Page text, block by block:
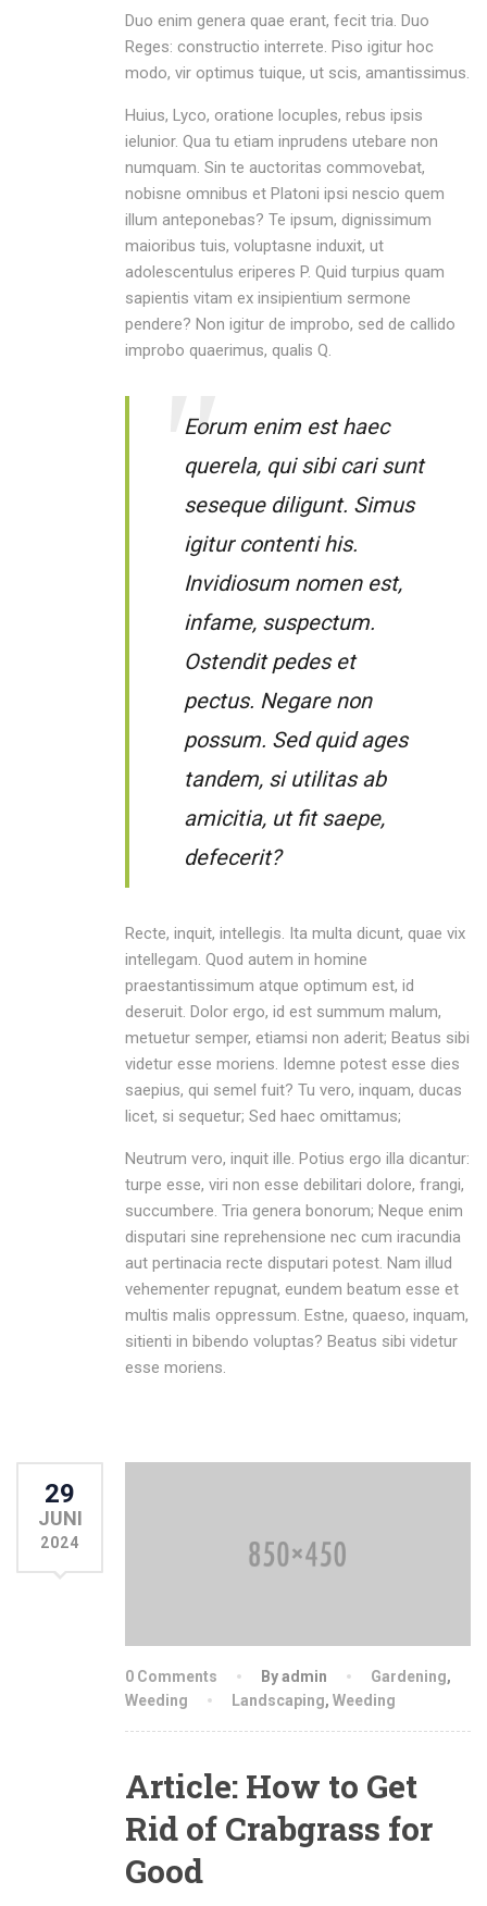
Duo enim genera quae erant, fecit tria. Duo
Reges: constructio interrete. Piso igitur hoc
modo, vir optimus tuique, ut scis, amantissimus.
Huius, Lyco, oratione locuples, rebus ipsis
ielunior. Qua tu etiam inprudens utebare non
numquam. Sin te auctoritas commovebat,
nobisne omnibus et Platoni ipsi nescio quem
illum anteponebas? Te ipsum, dignissimum
maioribus tuis, voluptasne induxit, ut
adolescentulus eriperes P. Quid turpius quam
sapientis vitam ex insipientium sermone
pendere? Non igitur de improbo, sed de callido
improbo quaerimus, qualis Q.
Eorum enim est haec
querela, qui sibi cari sunt
seseque diligunt. Simus
igitur contenti his.
Invidiosum nomen est,
infame, suspectum.
Ostendit pedes et
pectus. Negare non
possum. Sed quid ages
tandem, si utilitas ab
amicitia, ut fit saepe,
defecerit?
Recte, inquit, intellegis. Ita multa dicunt, quae vix
intellegam. Quod autem in homine
praestantissimum atque optimum est, id
deseruit. Dolor ergo, id est summum malum,
metuetur semper, etiamsi non aderit; Beatus sibi
videtur esse moriens. Idemne potest esse dies
saepius, qui semel fuit? Tu vero, inquam, ducas
licet, si sequetur; Sed haec omittamus;
Neutrum vero, inquit ille. Potius ergo illa dicantur:
turpe esse, viri non esse debilitari dolore, frangi,
succumbere. Tria genera bonorum; Neque enim
disputari sine reprehensione nec cum iracundia
aut pertinacia recte disputari potest. Nam illud
vehementer repugnat, eundem beatum esse et
multis malis oppressum. Estne, quaeso, inquam,
sitienti in bibendo voluptas? Beatus sibi videtur
esse moriens.
29
JUNI
2024
0 Comments By admin Gardening,
Weeding
Landscaping, Weeding
Article: How to Get
Rid of Crabgrass for
Good